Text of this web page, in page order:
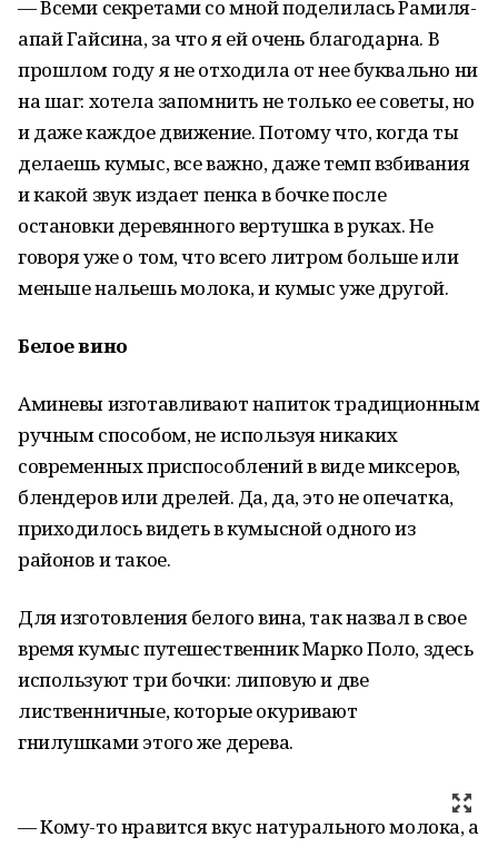
— Всеми секретами со мной поделилась Рамиля-
апай Гайсина, за что я ей очень благодарна. В
прошлом году я не отходила от нее буквально ни
на шаг: хотела запомнить не только ее советы, но
и даже каждое движение. Потому что, когда ты
делаешь кумыс, все важно, даже темп взбивания
и какой звук издает пенка в бочке после
остановки деревянного вертушка в руках. Не
говоря уже о том, что всего литром больше или
меньше нальешь молока, и кумыс уже другой.
Белое вино
Аминевы изготавливают напиток традиционным
ручным способом, не используя никаких
современных приспособлений в виде миксеров,
блендеров или дрелей. Да, да, это не опечатка,
приходилось видеть в кумысной одного из
районов и такое.
Для изготовления белого вина, так назвал в свое
время кумыс путешественник Марко Поло, здесь
используют три бочки: липовую и две
лиственничные, которые окуривают
гнилушками этого же дерева.
— Кому-то нравится вкус натурального молока, а